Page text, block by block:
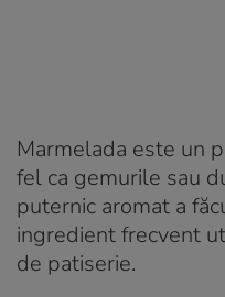
Marmelada este un
fel ca gemurile sau
puternic aromat a
ingredient frecvent
de patiserie.